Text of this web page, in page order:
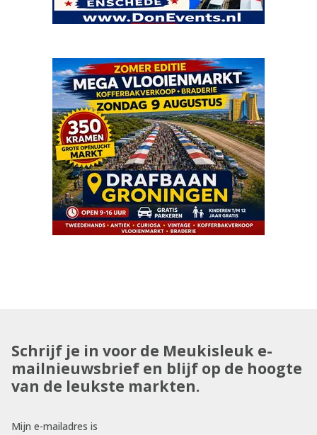
Schrijf je in voor de Meukisleuk e-
mailnieuwsbrief en blijf op de hoogte
van de leukste markten.
Mijn e-mailadres is